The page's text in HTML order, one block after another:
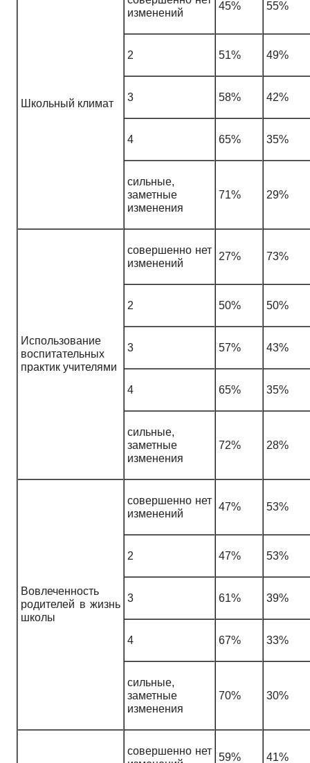
Школьный климат
изменений
45% 55%
2 51% 49%
3 58% 42%
4 65% 35%
сильные,
заметные
изменения
71% 29%
Использование
воспитательных
практик учителями
совершенно нет
изменений
27% 73%
2 50% 50%
3 57% 43%
4 65% 35%
сильные,
заметные
изменения
72% 28%
Вовлеченность
родителей в жизнь
школы
совершенно нет
изменений
47% 53%
2 47% 53%
3 61% 39%
4 67% 33%
сильные,
заметные
изменения
70% 30%
совершенно нет
59% 41%